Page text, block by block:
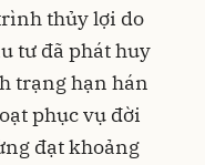
thủy lợi do
tư đã phát huy
trạng hạn hán
phục vụ đời
đạt khoảng